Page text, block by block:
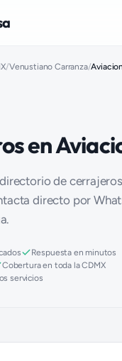
/Venustiano Carranza/
en
de
directo por
Respuesta en minutos
Cobertura en toda la CDMX
servicios
en Venustiano